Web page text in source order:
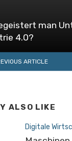
man
4.0?
ARTICLE
ALSO LIKE
Digitale